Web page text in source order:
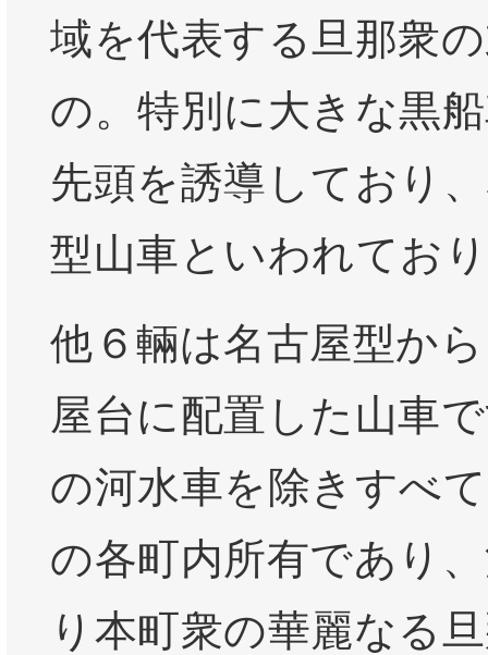
域を代表する旦那衆
の。特別に大きな黒
先頭を誘導しており
型山車といわれてお
他６輛は名古屋型か
屋台に配置した山車
の河水車を除きすべ
の各町内所有であり
り本町衆の華麗なる